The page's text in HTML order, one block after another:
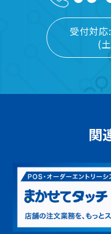
受付対
(
関